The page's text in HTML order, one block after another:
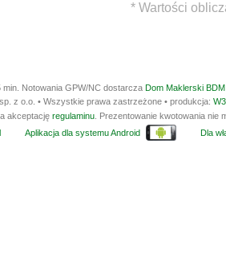
* Wartości
Notowania GPW/NC dostarcza Dom Maklerski
z o.o. • Wszystkie prawa zastrzeżone • produkcja:
akceptację regulaminu . Prezentowanie kwotowania
Aplikacja dla systemu Android Dla